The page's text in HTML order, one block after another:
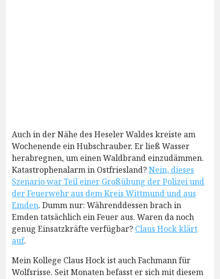
Auch in der Nähe des Heseler Waldes kreiste am
Wochenende ein Hubschrauber. Er ließ Wasser
herabregnen, um einen Waldbrand einzudämmen.
Katastrophenalarm in Ostfriesland?Nein, dieses
Szenario war Teil einer Großübung der Polizei und
der Feuerwehr aus dem Kreis Wittmund und aus
Emden. Dumm nur: Währenddessen brach in
Emden tatsächlich ein Feuer aus. Waren da noch
genug Einsatzkräfte verfügbar? Claus Hock klärt
auf.
Mein Kollege Claus Hock ist auch Fachmann für
Wolfsrisse. Seit Monaten befasst er sich mit diesem